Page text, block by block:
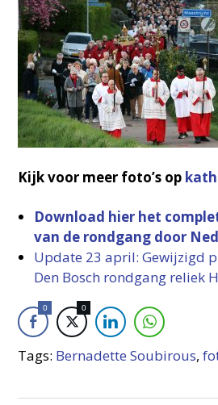
Kijk voor meer foto’s op
Download hier het
van de rondgang door
Update 23 april: Gewijzigd
Den Bosch rondgang reliek
0 0
Tags: Bernadette Soubirous,